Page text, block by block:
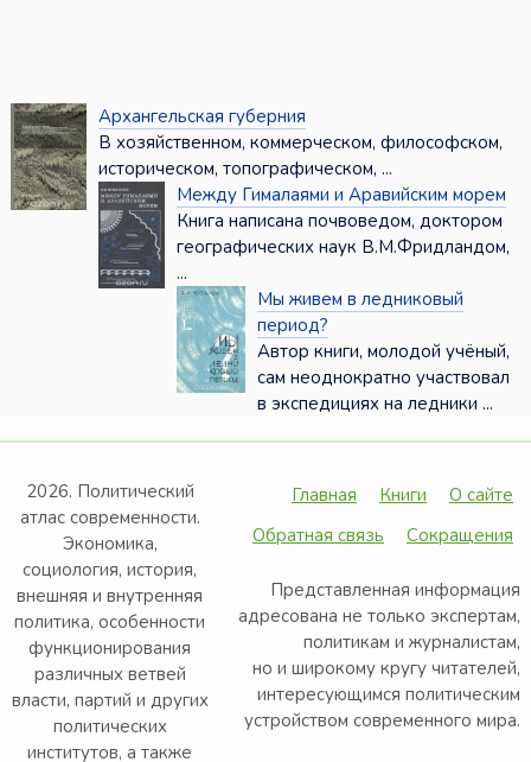
Архангельская губерния
В хозяйственном, коммерческом, философском,
историческом, топографическом, ...
Между Гималаями и Аравийским морем
Книга написана почвоведом, доктором
географических наук В.М.Фридландом,
...
Мы живем в ледниковый
период?
Автор книги, молодой учёный,
сам неоднократно участвовал
в экспедициях на ледники ...
2026. Политический
атлас современности.
Экономика,
социология, история,
внешняя и внутренняя
политика, особенности
функционирования
различных ветвей
власти, партий и других
политических
институтов, а также
Главная Книги
О сайте
Обратная связь
Сокращения
Представленная информация
адресована не только экспертам,
политикам и журналистам,
но и широкому кругу читателей,
интересующимся политическим
устройством современного мира.